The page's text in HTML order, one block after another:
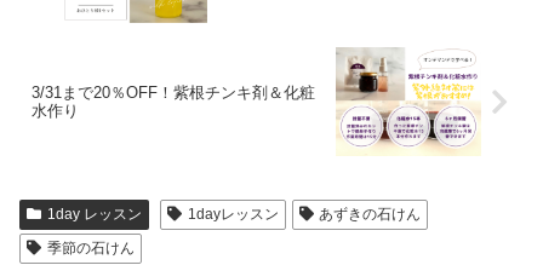
3/31まで20％OFF！紫根チンキ剤＆化粧
水作り
1day レッスン 1dayレッスン
あずきの石けん
季節の石けん